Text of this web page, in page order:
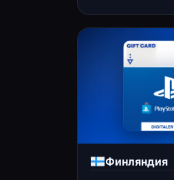
Финляндия